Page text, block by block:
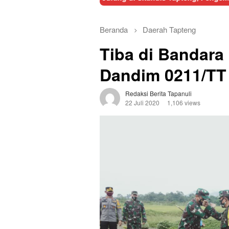
Beranda DaerahTapteng
Tiba di
Dandim 0211/
Redaksi Berita Tapanuli
22 Juli 2020
1,106 views